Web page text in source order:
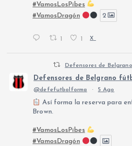
#VamosLosPibes
#VamosDragón
2
1 1 X
Defensores de
Defensores de Belgrano
@defefutbolforma · 5 Ago
Así forma la reserva para
Brown.
#VamosLosPibes
#VamosDragón